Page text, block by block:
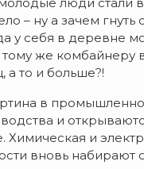
– ну а зачем гнуть
у себя в деревне
тому же комбайнеру
а то и больше?!
в
и
и
вновь набирают